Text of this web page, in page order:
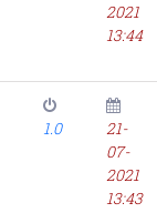
2021
13:44
1.0
21-
07-
2021
13:43